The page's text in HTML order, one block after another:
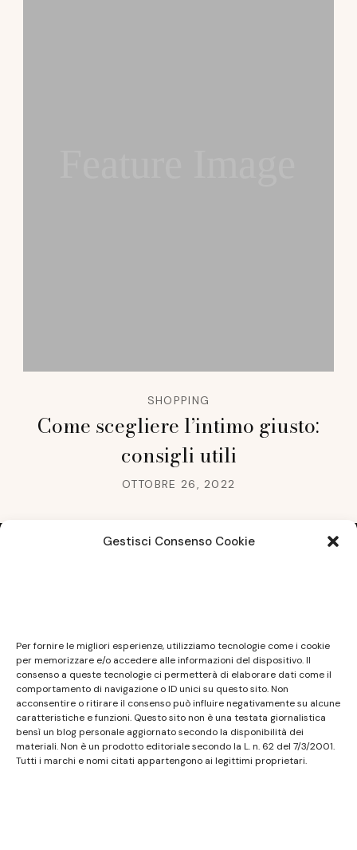
Gestisci Consenso Cookie
Per fornire le migliori esperienze, utilizziamo tecnologie come i cookie
per memorizzare e/o accedere alle informazioni del dispositivo. Il
consenso a queste tecnologie ci permetterà di elaborare dati come il
comportamento di navigazione o ID unici su questo sito. Non
acconsentire o ritirare il consenso può influire negativamente su alcune
caratteristiche e funzioni. Questo sito non è una testata giornalistica
bensì un blog personale aggiornato secondo la disponibilità dei
materiali. Non è un prodotto editoriale secondo la L. n. 62 del 7/3/2001.
Tutti i marchi e nomi citati appartengono ai legittimi proprietari.
SHOPPING
Come scegliere l’intimo giusto:
consigli utili
OTTOBRE 26, 2022
non ha carattere periodico essendo aggiornato
secondo la disponibilità e la reperibilità dei materiali.
Pertanto non può essere considerato in alcun modo
un prodotto editoriale ai sensi della L. n. 62 del
7/3/2001. Tutti i marchi riportati appartengono ai
legittimi proprietari; marchi di terzi, nomi di prodotti,